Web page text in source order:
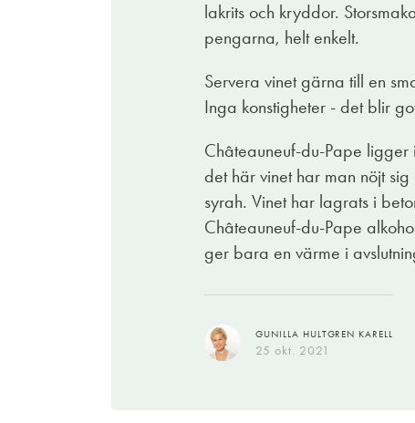
lakrits och kryddor.
pengarna, helt enkelt.
Servera vinet gärna till en
Inga konstigheter - det blir
Châteauneuf-du-Pape
det här vinet har man nöjt
syrah. Vinet har lagrats i
Châteauneuf-du-Pape
ger bara en värme i
GUNILLA HULTGREN KARELL
25 okt. 2021